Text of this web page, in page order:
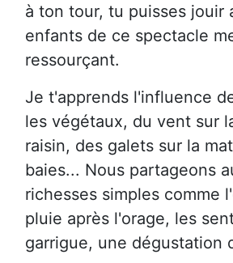
à ton tour, tu puisses jouir
enfants de ce spectacle
ressourçant.
Je t'apprends l'influence
les végétaux, du vent sur
raisin, des galets sur la
baies... Nous partageons
richesses simples comme
pluie après l'orage, les
garrigue, une dégustation